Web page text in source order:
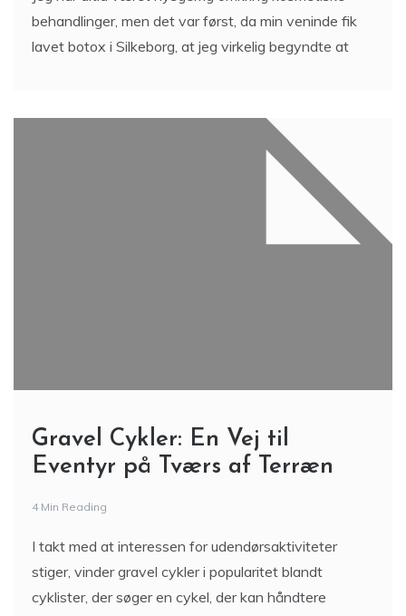
behandlinger, men det var først, da min veninde fik
lavet botox i Silkeborg, at jeg virkelig begyndte at
Gravel Cykler: En Vej til
Eventyr på Tværs af Terræn
4 Min Reading
I takt med at interessen for udendørsaktiviteter
stiger, vinder gravel cykler i popularitet blandt
cyklister, der søger en cykel, der kan håndtere